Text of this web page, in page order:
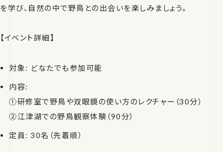
を学び、自然の中で野鳥との出会いを楽しみましょう。
【イベント詳細】
対象: どなたでも参加可能
内容:
①研修室で野鳥や双眼鏡の使い方のレクチャー（30分）
②江津湖での野鳥観察体験（90分）
定員: 30名（先着順）